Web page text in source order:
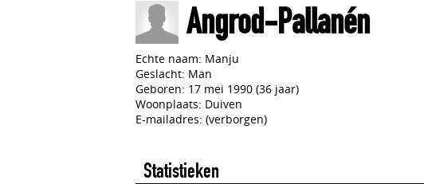
Angrod-Pallanén
Echte naam: Manju
Geslacht: Man
Geboren: 17 mei 1990 (36 jaar)
Woonplaats: Duiven
E-mailadres: (verborgen)
Statistieken